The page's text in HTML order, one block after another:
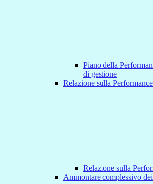
Piano della
di gestione
Relazione sulla Performance
Relazione sulla
Ammontare complessivo